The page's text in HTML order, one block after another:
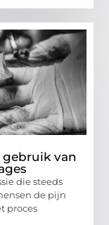
gebruik van
die steeds
de pijn
proces